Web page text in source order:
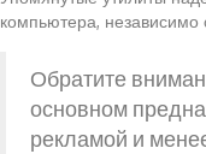
компьютера, независимо
Обратите
основном
рекламой и